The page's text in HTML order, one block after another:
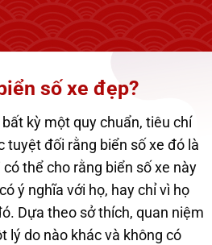
số xe đẹp?
kỳ một quy chuẩn, tiêu chí
tuyệt đối rằng biển số xe đó là
thể cho rằng biển số xe này
ý nghĩa với họ, hay chỉ vì họ
Dựa theo sở thích, quan niệm
lý do nào khác và không có